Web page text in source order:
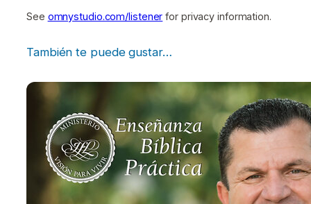
See omnystudio.com/listener for privacy information.
También te puede gustar…